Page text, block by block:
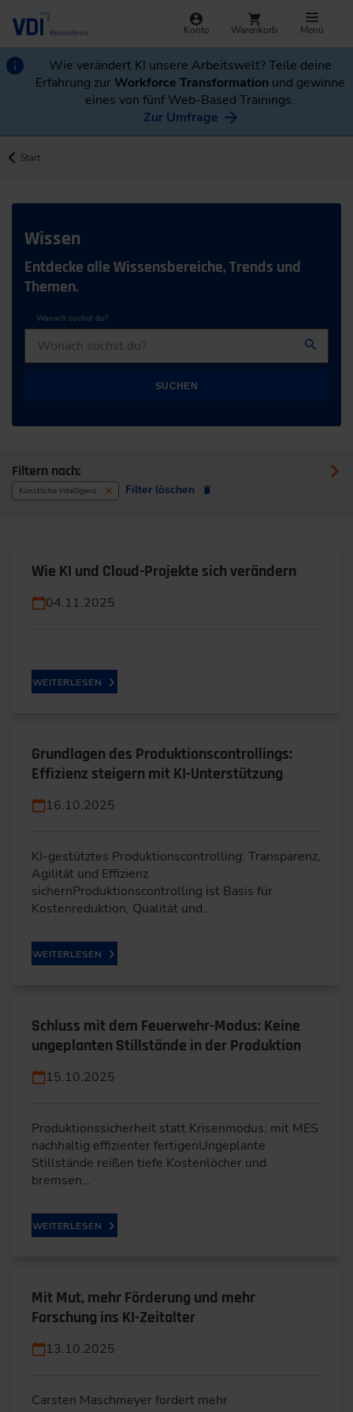
Konto Warenkorb Menü
Wie verändert KI unsere Arbeitswelt? Teile deine
Erfahrung zurWorkforce Transformation und gewinne
eines von fünf Web-Based Trainings.
Zur Umfrage
Start
Wissen
Entdecke alle Wissensbereiche, Trends und
Themen.
Wonach suchst du?
SUCHEN
Filtern nach:
Künstliche Intelligenz Filter löschen
Wie KI und Cloud-Projekte sich verändern
04.11.2025
WEITERLESEN
Grundlagen des Produktionscontrollings:
Effizienz steigern mit KI-Unterstützung
16.10.2025
KI-gestütztes Produktionscontrolling: Transparenz,
Agilität und Effizienz
sichernProduktionscontrolling ist Basis für
Kostenreduktion, Qualität und…
WEITERLESEN
Schluss mit dem Feuerwehr-Modus: Keine
ungeplanten Stillstände in der Produktion
15.10.2025
Produktionssicherheit statt Krisenmodus: mit MES
nachhaltig effizienter fertigenUngeplante
Stillstände reißen tiefe Kostenlöcher und
bremsen…
WEITERLESEN
Mit Mut, mehr Förderung und mehr
Forschung ins KI-Zeitalter
13.10.2025
Carsten Maschmeyer fordert mehr